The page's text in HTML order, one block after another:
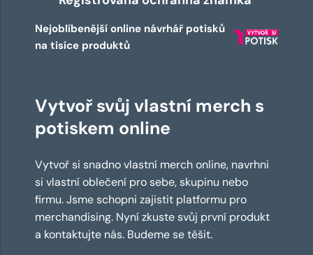
Nejoblíbenější online návrhář potisků
na tisíce produktů
Vytvoř svůj vlastní merch s
potiskem online
Vytvoř si snadno vlastní merch online, navrhni
si vlastní oblečení pro sebe, skupinu nebo
firmu. Jsme schopni zajistit platformu pro
merchandising. Nyní zkuste svůj první produkt
a kontaktujte nás. Budeme se těšit.